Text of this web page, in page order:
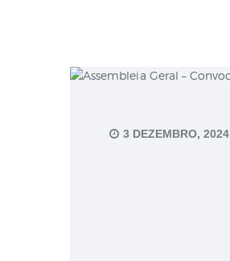
3 DEZEMBRO, 2024